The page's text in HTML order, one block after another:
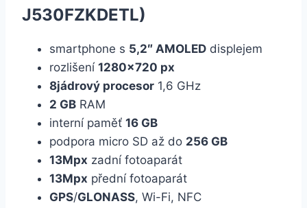
J530FZKDETL)
smartphone s 5,2″ AMOLED displejem
rozlišení 1280×720 px
8jádrový procesor 1,6 GHz
2 GB RAM
interní paměť 16 GB
podpora micro SD až do 256 GB
13Mpx zadní fotoaparát
13Mpx přední fotoaparát
GPS/GLONASS, Wi-Fi, NFC